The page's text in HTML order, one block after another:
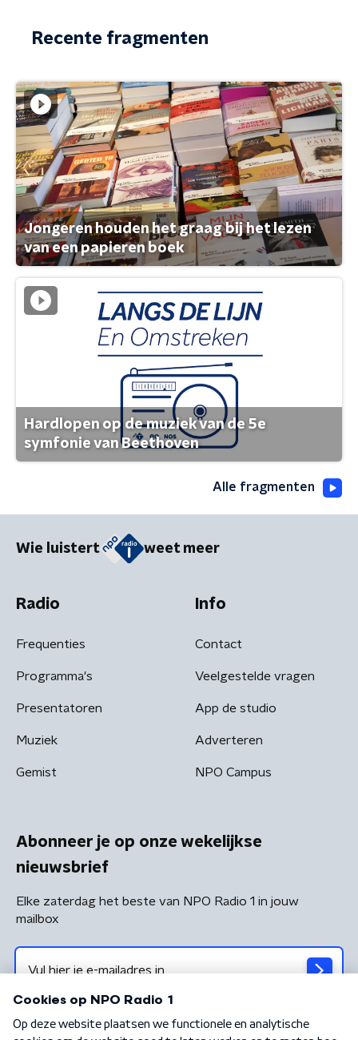
Recente fragmenten
Jongeren houden het graag bij het lezen
van een papieren boek
Hardlopen op de muziek van de 5e
symfonie van Beethoven
Alle fragmenten
Wie luistert weet meer
Radio
Frequenties
Programma's
Presentatoren
Muziek
Gemist
Info
Contact
Veelgestelde vragen
App de studio
Adverteren
NPO Campus
Abonneer je op onze wekelijkse
nieuwsbrief
Elke zaterdag het beste van NPO Radio 1 in jouw
mailbox